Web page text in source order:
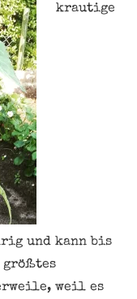
krautige
und kann bis
größtes
weil es